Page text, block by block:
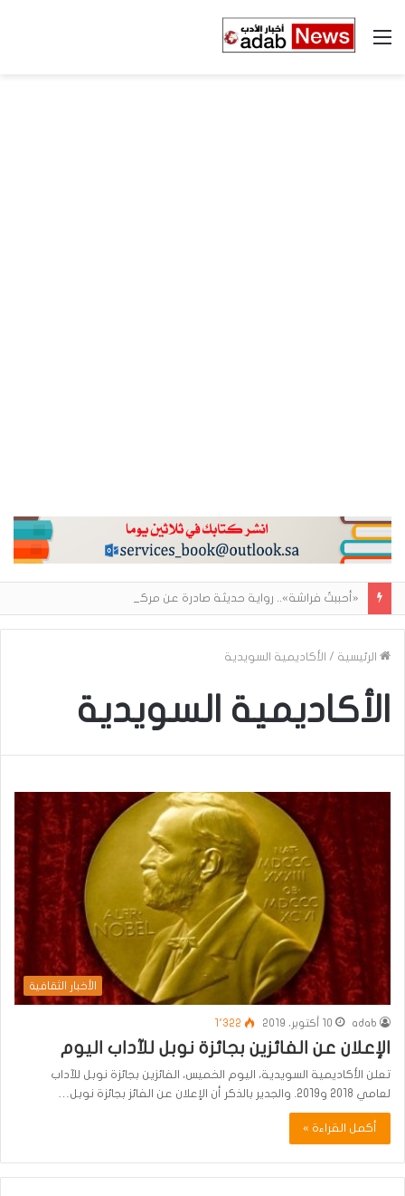
القائمة
الرئيسية / الأكاديمية السويدية
الأكاديمية السويدية
الأخبار الثقافية
adab 10 أكتوبر، 2019 1٬322
الإعلان عن الفائزين بجائزة نوبل للآداب اليوم
تعلن الأكاديمية السويدية، اليوم الخميس، الفائزين بجائزة نوبل للآداب
لعامي 2018 و2019. والجدير بالذكر أن الإعلان عن الفائز بجائزة نوبل…
أكمل القراءة »